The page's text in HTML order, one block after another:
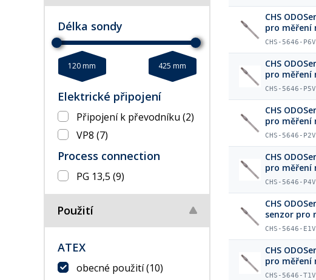
Délka sondy
120 mm 425 mm
Elektrické připojení
Připojení k převodníku (2)
VP8 (7)
Process connection
PG 13,5 (9)
Použití
ATEX
obecné použití(10)
CHS
pro měření
CHS-5646-
CHS
pro měření
CHS-5646-
CHS
pro měření
CHS-5646-
CHS
pro měření
CHS-5646-
CHS
senzor pro
CHS-5646-
CHS
pro měření
kyslíku
CHS-5646-